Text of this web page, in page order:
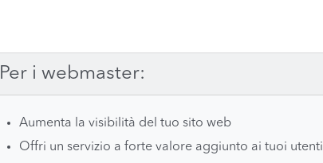
Per i webmaster:
Aumenta la visibilità del tuo sito web
Offri un servizio a forte valore aggiunto ai tuoi utenti